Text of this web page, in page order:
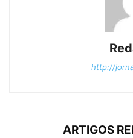
http://
ARTIGOS